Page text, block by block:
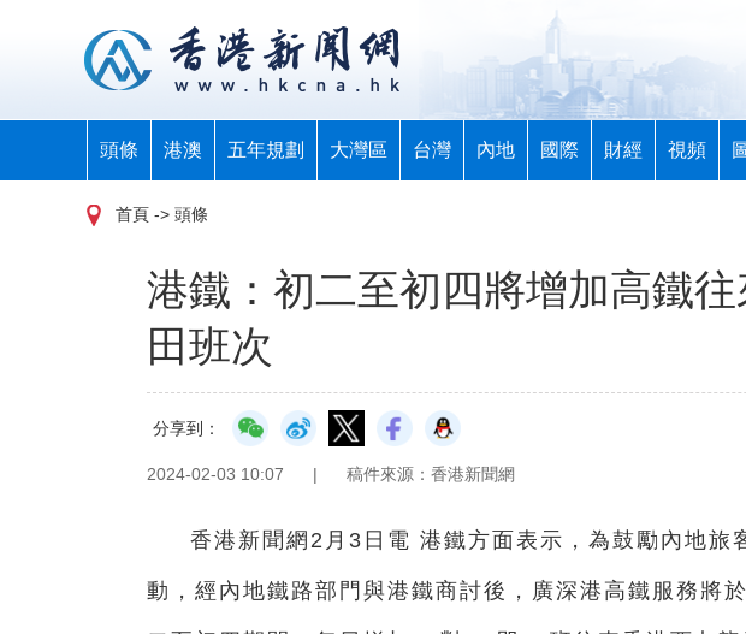
頭條 港澳 五年規劃 大灣區 台灣 內地 國際 財經 視頻
首頁 -> 頭條
港鐵：初二至初四將增加高鐵
田班次
分享到：
2024-02-03 10:07 | 稿件來源：香港新聞網
香港新聞網2月3日電 港鐵方面表示，為鼓勵內地旅
動，經內地鐵路部門與港鐵商討後，廣深港高鐵服務將